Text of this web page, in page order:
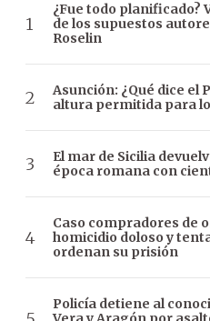
¿Fue todo planificado?
de los supuestos
Roselin
Asunción: ¿Qué dice el
altura permitida para
El mar de Sicilia
época romana con
Caso compradores de
homicidio doloso y
ordenan su prisión
Policía detiene al